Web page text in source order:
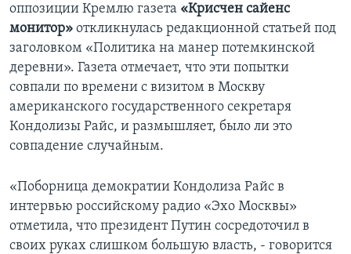
Перейти
поиск
ПОЧЕМУ ЭТО ВАЖНО?
ДИСКУССИЯ VOA
ДЕТАЛИ
АМЕРИКА. БОЛЬШОЕ ПУТЕШЕСТВИЕ
А КАК В АМЕРИКЕ?
АРТЕФАКТЫ
АМЕРИКАНСКИЕ ГОРОДКИ
ФАКТЫ ПРОТИВ ФЕЙКОВ
ЗА СВОБОДУ ПРЕССЫ
УЧИМ АНГЛИЙСКИЙ
ВИДЕО
ПОДПИСКА НА НОВОСТИ
СОЦИАЛЬНЫЕ СЕТИ
оппозиции Кремлю газета «Крисчен сайенс
монитор» откликнулась редакционной статьей под
заголовком «Политика на манер потемкинской
деревни». Газета отмечает, что эти попытки
совпали по времени с визитом в Москву
американского государственного секретаря
Кондолизы Райс, и размышляет, было ли это
совпадение случайным.
«Поборница демократии Кондолиза Райс в
интервью российскому радио «Эхо Москвы»
отметила, что президент Путин сосредоточил в
своих руках слишком большую власть, - говорится